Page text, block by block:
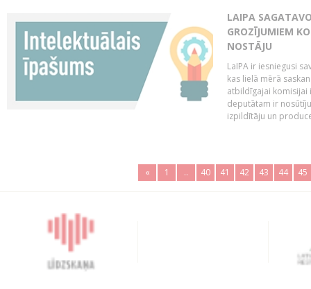
LAIPA
GROZĪJUMIEM
NOSTĀJU
LaIPA ir iesniegusi
kas lielā mērā
atbildīgajai komisijai
deputātam ir
izpildītāju un
« 1 .. 40 41 42 43 44 45